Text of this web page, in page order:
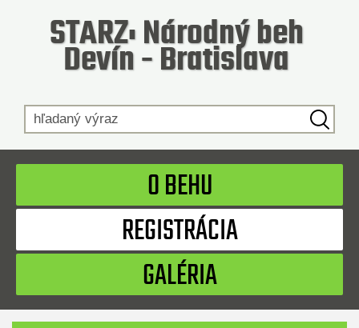
STARZ: Národný beh
Devín - Bratislava
O BEHU
REGISTRÁCIA
GALÉRIA